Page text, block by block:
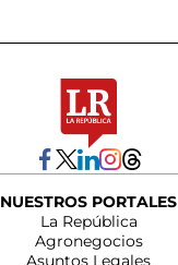
NUESTROS PORTALES
La República
Agronegocios
Asuntos Legales